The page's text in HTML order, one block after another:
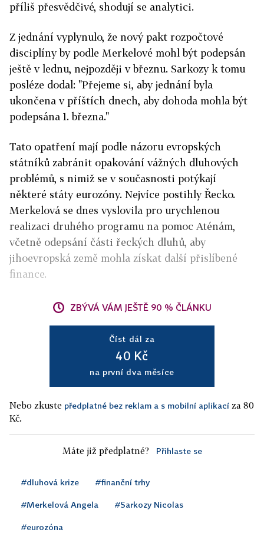
příliš přesvědčivé, shodují se analytici.
Z jednání vyplynulo, že nový pakt rozpočtové
disciplíny by podle Merkelové mohl být podepsán
ještě v lednu, nejpozději v březnu. Sarkozy k tomu
posléze dodal: "Přejeme si, aby jednání byla
ukončena v příštích dnech, aby dohoda mohla být
podepsána 1. března."
Tato opatření mají podle názoru evropských
státníků zabránit opakování vážných dluhových
problémů, s nimiž se v současnosti potýkají
některé státy eurozóny. Nejvíce postihly Řecko.
Merkelová se dnes vyslovila pro urychlenou
realizaci druhého programu na pomoc Aténám,
včetně odepsání části řeckých dluhů, aby
jihoevropská země mohla získat další přislíbené
finance.
ZBÝVÁ VÁM JEŠTĚ 90 % ČLÁNKU
Číst dál za
40 Kč
na první dva měsíce
Nebo zkuste předplatné bez reklam a s mobilní aplikací za 80
Kč.
Máte již předplatné? Přihlaste se
#dluhová krize #finanční trhy
#Merkelová Angela #Sarkozy Nicolas
#eurozóna